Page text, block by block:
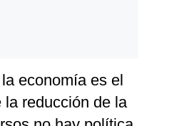
economía es el
la reducción de la